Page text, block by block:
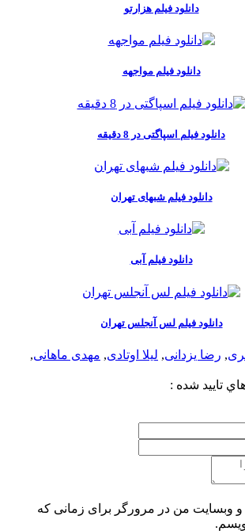
دانلود فیلم هزارتو
دانلود فیلم مواجهه
دانلود فیلم اسپاگتی در 8 دقیقه
دانلود فیلم شبهای تهران
دانلود فیلم آبی
دانلود فیلم لس آنجلس تهران
, رضا یزدانی, لیلا اوتادی, مهدی ماهانی,
تاييد شده :
و وبسایت من در مرورگر برای زمانی که